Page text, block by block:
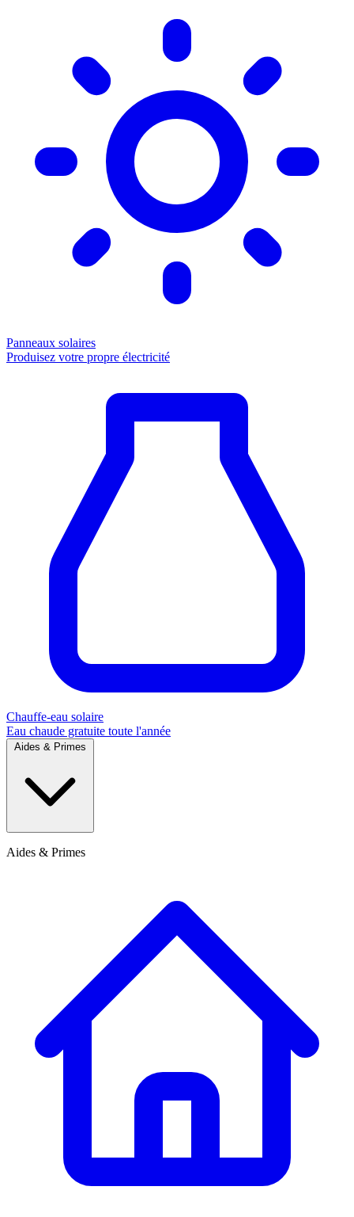
Panneaux solaires
Produisez votre propre électricité
Chauffe-eau solaire
Eau chaude gratuite toute l'année
Aides & Primes